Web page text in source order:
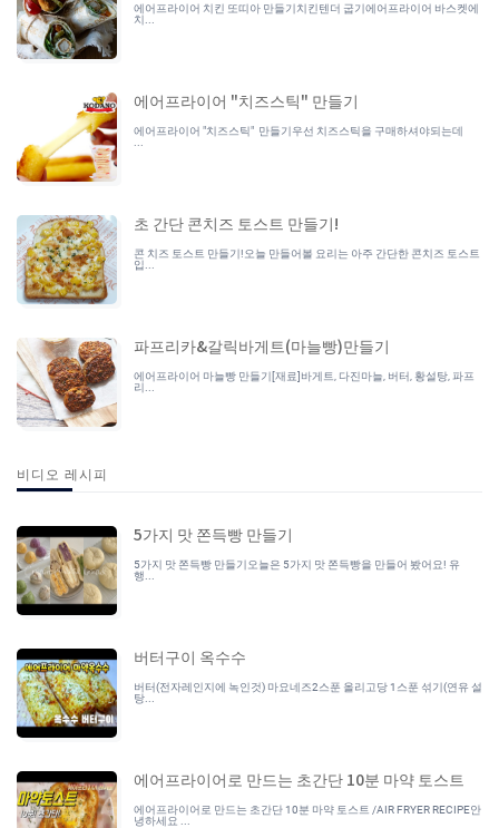
에어프라이어 치킨 또띠아 만들기치킨텐더 굽기에어프라이어 바스켓에
치...
에어프라이어 "치즈스틱" 만들기
에어프라이어 "치즈스틱" 만들기우선 치즈스틱을 구매하셔야되는데
초 간단 콘치즈 토스트 만들기!
콘 치즈 토스트 만들기!오늘 만들어볼 요리는 아주 간단한 콘치즈 토스트
입...
파프리카&갈릭바게트(마늘빵)만들기
에어프라이어 마늘빵 만들기[재료]바게트, 다진마늘, 버터, 황설탕, 파프
리...
비디오 레시피
5가지 맛 쫀득빵 만들기
5가지 맛 쫀득빵 만들기오늘은 5가지 맛 쫀득빵을 만들어 봤어요! 유
행...
버터구이 옥수수
버터(전자레인지에 녹인것) 마요네즈2스푼 올리고당 1스푼 섞기(연유 설
탕...
에어프라이어로 만드는 초간단 10분 마약 토스트
에어프라이어로 만드는 초간단 10분 마약 토스트 /AIR FRYER RECIPE안
녕하세요 ...